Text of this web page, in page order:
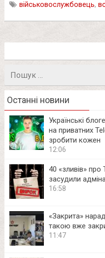
військовослужбовець,
Останні новини
Українські
на приватних
зробити кожен
12:06
40 «зливів»
засудили
16:58
«Закрита»
такою вже
11:47